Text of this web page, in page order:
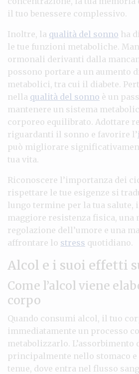
il tuo benessere complessivo.
Inoltre, la qualità del sonno ha
le tue funzioni metaboliche.
ormonali derivanti dalla
possono portare a un aumento
metabolici, tra cui il diabete.
nella qualità del sonno è un
mantenere un sistema
corporeo equilibrato. Adottare
riguardanti il sonno e favorire l’
può migliorare
tua vita.
Riconoscere l’importanza dei
rispettare le tue esigenze si
lungo termine per la tua salute,
maggiore resistenza fisica, una
regolazione dell’umore e una
affrontare lo stress quotidiano.
Alcol e i suoi effetti
Come l’alcol viene
corpo
Quando consumi alcol, il tuo
immediatamente un processo
metabolizzarlo. L’assorbimento
principalmente nello stomaco
tenue, dove entra nel flusso